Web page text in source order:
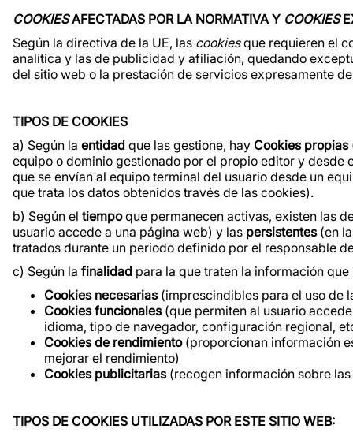
COOKIESAFECTADAS POR LA NORMATIVA Y COOKIES
Según la directiva de la UE, las cookiesque requieren el
analítica y las de publicidad y afiliación, quedando
del sitio web o la prestación de servicios expresamente
TIPOS DE COOKIES
a) Según la entidad que las gestione, hay Cookies propias
equipo o dominio gestionado por el propio editor y
que se envían al equipo terminal del usuario desde un
que trata los datos obtenidos través de las cookies).
b) Según el tiempoque permanecen activas, existen las
usuario accede a una página web) y las persistentes (en
tratados durante un periodo definido por el responsable
c) Según la finalidad para la que traten la información
Cookies necesarias(imprescindibles para el uso de
Cookies funcionales(que permiten al usuario
idioma, tipo de navegador, configuración regional,
Cookies de rendimiento(proporcionan información
mejorar el rendimiento)
Cookies publicitarias(recogen información sobre
TIPOS DE COOKIES UTILIZADAS POR ESTE SITIO WEB: